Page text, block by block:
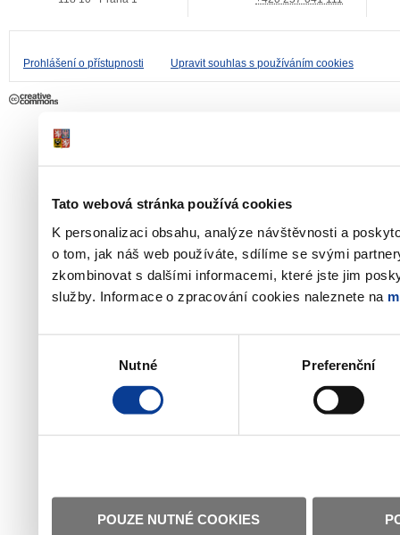
Tato webová stránka používá cookies
K personalizaci obsahu, analýze návštěvnosti a
o tom, jak náš web používáte, sdílíme se svými
zkombinovat s dalšími informacemi, které jste jim
služby. Informace o zpracování cookies naleznete na
Nutné Preferenční
POUZE NUTNÉ COOKIES
Prohlášení o přístupnosti Upravit souhlas s používáním cookies